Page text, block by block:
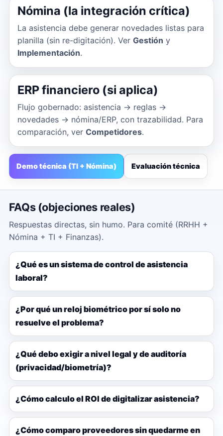
Nómina (la integración crítica)
La asistencia debe generar novedades listas para
planilla (sin re-digitación). Ver Gestión y
Implementación.
ERP financiero (si aplica)
Flujo gobernado: asistencia → reglas →
novedades → nómina/ERP, con trazabilidad. Para
comparación, ver Competidores.
Demo técnica (TI + Nómina) Evaluación técnica
FAQs (objeciones reales)
Respuestas directas, sin humo. Para comité (RRHH +
Nómina + TI + Finanzas).
¿Qué es un sistema de control de asistencia
laboral?
¿Por qué un reloj biométrico por sí solo no
resuelve el problema?
¿Qué debo exigir a nivel legal y de auditoría
(privacidad/biometría)?
¿Cómo calculo el ROI de digitalizar asistencia?
¿Cómo comparo proveedores sin quedarme en